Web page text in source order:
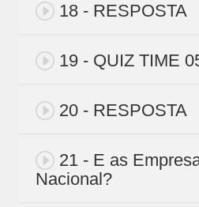
18 - RESPOSTA
19 - QUIZ TIME
20 - RESPOSTA
21 - E as
Nacional?